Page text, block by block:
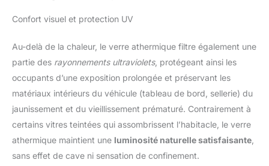
Confort visuel et protection UV
Au-delà de la chaleur, le verre athermique filtre également une
partie des rayonnements ultraviolets, protégeant ainsi les
occupants d’une exposition prolongée et préservant les
matériaux intérieurs du véhicule (tableau de bord, sellerie) du
jaunissement et du vieillissement prématuré. Contrairement à
certains vitres teintées qui assombrissent l’habitacle, le verre
athermique maintient une luminosité naturelle satisfaisante
sans effet de cave ni sensation de confinement.